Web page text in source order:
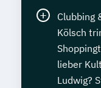
Clubbing
Kölsch
lieber
Ludwig?